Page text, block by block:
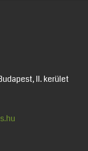
II. kerület